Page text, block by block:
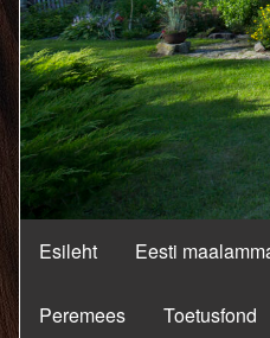
Esileht Eesti
Peremees Toetusfond